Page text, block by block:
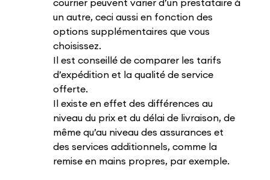
courrier peuvent varier d’un prestataire à
un autre, ceci aussi en fonction des
options supplémentaires que vous
choisissez.
Il est conseillé de comparer les tarifs
d’expédition et la qualité de service
offerte.
Il existe en effet des différences au
niveau du prix et du délai de livraison, de
même qu’au niveau des assurances et
des services additionnels, comme la
remise en mains propres, par exemple.